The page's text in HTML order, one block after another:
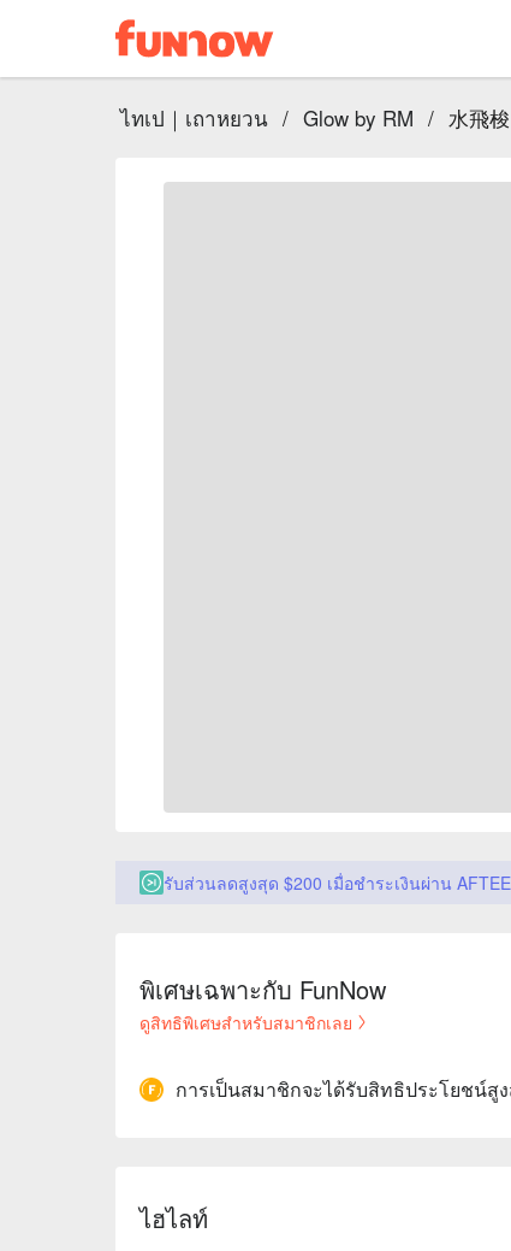
ไทเป｜เถาหยวน / Glow by RM / 水飛
รับส่วนลดสูงสุด $200 เมื่อชำระเงินผ่าน AFTEE
พิเศษเฉพาะกับ FunNow
ดูสิทธิพิเศษสำหรับสมาชิกเลย
การเป็นสมาชิกจะได้รับสิทธิประโยชน์สูง
ไฮไลท์